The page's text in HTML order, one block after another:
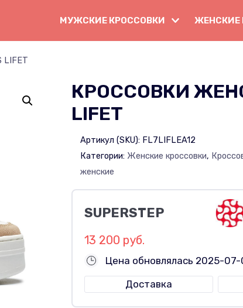
МУЖСКИЕ КРОССОВКИ ЖЕНСКИЕ
LIFET
КРОССОВКИ
LIFET
Артикул (SKU): FL7LIFLEA12
Категории: Женские кроссовки,
женские
SUPERSTEP
13 200 руб.
Цена обновлялась 2025-
Доставка